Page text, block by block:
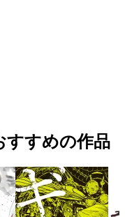
すすめの作品